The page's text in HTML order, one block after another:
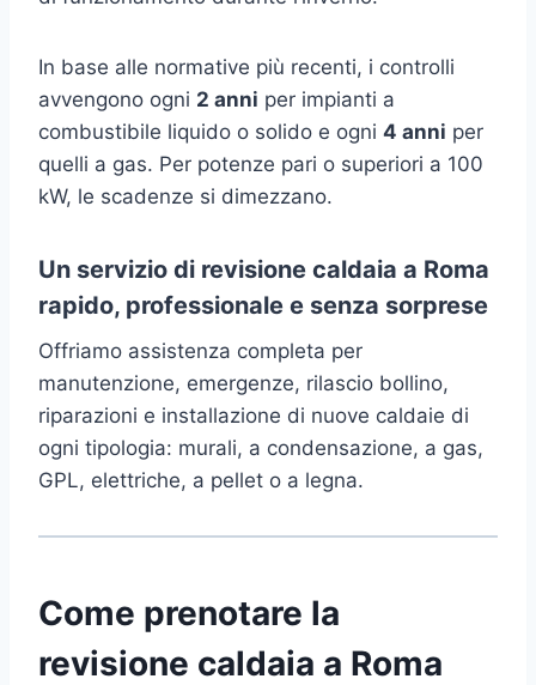
In base alle normative più recenti, i controlli
avvengono ogni 2 anni per impianti a
combustibile liquido o solido e ogni 4 anni per
quelli a gas. Per potenze pari o superiori a 100
kW, le scadenze si dimezzano.
Un servizio di revisione caldaia a Roma
rapido, professionale e senza sorprese
Offriamo assistenza completa per
manutenzione, emergenze, rilascio bollino,
riparazioni e installazione di nuove caldaie di
ogni tipologia: murali, a condensazione, a gas,
GPL, elettriche, a pellet o a legna.
Come prenotare la
revisione caldaia a Roma